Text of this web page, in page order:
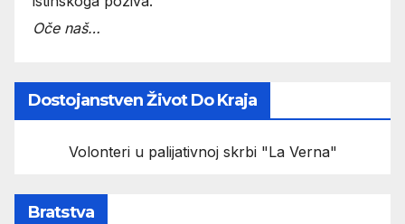
Oče naš…
Dostojanstven Život Do Kraja
Volonteri u palijativnoj skrbi "La Verna"
Bratstva